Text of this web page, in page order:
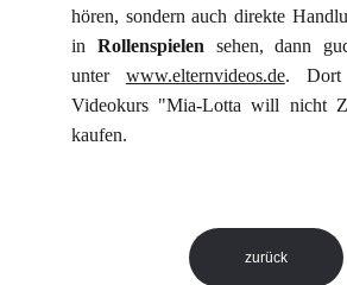
hören, sondern auch direkte
in Rollenspielen sehen, dann
unter www.elternvideos.de. Dort
Videokurs "Mia-Lotta will nicht
kaufen.
zurück